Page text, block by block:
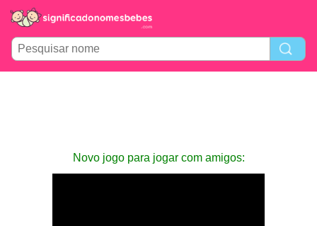
Novo jogo para jogar com amigos: